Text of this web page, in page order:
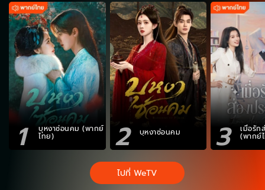
1 บุหงาซ่อนคม (พากย์
ไทย) 2 บุหงาซ่อนคม 3 เมื่อรัก
(พากย์
ไปที่ WeTV